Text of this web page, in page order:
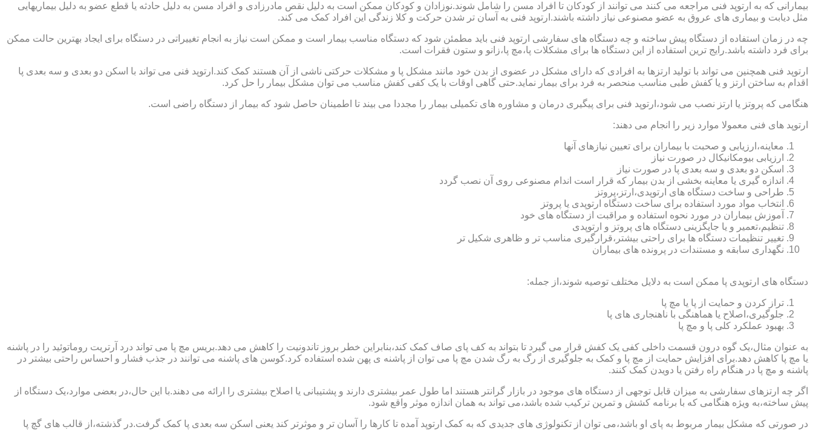
بیمارانی که به ارتوپد فنی مراجعه می کنند می توانند از کودکان تا افراد مسن را شامل شوند.نوزادان و کودکان ممکن است به دلیل نقص مادرزادی و افراد مسن به دلیل حادثه یا قطع عضو به دلیل بیماریهایی
مثل دیابت و بیماری های عروق به عضو مصنوعی نیاز داشته باشند.ارتوپد فنی به آسان تر شدن حرکت و کلا زندگی این افراد کمک می کند.
چه در زمان استفاده از دستگاه پیش ساخته و چه دستگاه های سفارشی ارتوپد فنی باید مطمئن شود که دستگاه مناسب بیمار است و ممکن است نیاز به انجام تغییراتی در دستگاه برای ایجاد بهترین حالت ممکن
برای فرد داشته باشد.رایج ترین استفاده از این دستگاه ها برای مشکلات پا،مچ پا،زانو و ستون فقرات است.
ارتوپد فنی همچنین می تواند با تولید ارتزها به افرادی که دارای مشکل در عضوی از بدن خود مانند مشکل پا و مشکلات حرکتی ناشی از آن هستند کمک کند.ارتوپد فنی می تواند با اسکن دو بعدی و سه بعدی پا
اقدام به ساختن ارتز و یا کفش طبی مناسب منحصر به فرد برای بیمار نماید.حتی گاهی اوقات با یک کفی کفش مناسب می توان مشکل بیمار را حل کرد.
هنگامی که پروتز یا ارتز نصب می شود،ارتوپد فنی برای پیگیری درمان و مشاوره های تکمیلی بیمار را مجددا می بیند تا اطمینان حاصل شود که بیمار از دستگاه راضی است.
ارتوپد های فنی معمولا موارد زیر را انجام می دهند:
معاینه،ارزیابی و صحبت با بیماران برای تعیین نیازهای آنها
ارزیابی بیومکانیکال در صورت نیاز
اسکن دو بعدی و سه بعدی پا در صورت نیاز
اندازه گیری یا معاینه بخشی از بدن بیمار که قرار است اندام مصنوعی روی آن نصب گردد
طراحی و ساخت دستگاه های ارتوپدی،ارتز،پروتز
انتخاب مواد مورد استفاده برای ساخت دستگاه ارتوپدی یا پروتز
آموزش بیماران در مورد نحوه استفاده و مراقبت از دستگاه های خود
تنظیم،تعمیر و یا جایگزینی دستگاه های پروتز و ارتوپدی
تغییر تنظیمات دستگاه ها برای راحتی بیشتر،قرارگیری مناسب تر و ظاهری شکیل تر
نگهداری سابقه و مستندات در پرونده های بیماران
دستگاه های ارتوپدی پا ممکن است به دلایل مختلف توصیه شوند،از جمله:
تراز کردن و حمایت از پا یا مچ پا
جلوگیری،اصلاح یا هماهنگی با ناهنجاری های پا
بهبود عملکرد کلی پا و مچ پا
به عنوان مثال،یک گوه درون قسمت داخلی کفی یک کفش قرار می گیرد تا بتواند به کف پای صاف کمک کند،بنابراین خطر بروز تاندونیت را کاهش می دهد.بریس مچ پا می تواند درد آرتریت روماتوئید را در پاشنه
یا مچ پا کاهش دهد.برای افزایش حمایت از مچ پا و کمک به جلوگیری از رگ به رگ شدن مچ پا می توان از پاشنه ی پهن شده استفاده کرد.کوسن های پاشنه می توانند در جذب فشار و احساس راحتی بیشتر در
پاشنه و مچ پا در هنگام راه رفتن یا دویدن کمک کنند.
اگر چه ارتزهای سفارشی به میزان قابل توجهی از دستگاه های موجود در بازار گرانتر هستند اما طول عمر بیشتری دارند و پشتیبانی یا اصلاح بیشتری را ارائه می دهند.با این حال،در بعضی موارد،یک دستگاه از
پیش ساخته،به ویژه هنگامی که با برنامه کشش و تمرین ترکیب شده باشد،می تواند به همان اندازه موثر واقع شود.
در صورتی که مشکل بیمار مربوط به پای او باشد،می توان از تکنولوژی های جدیدی که به کمک ارتوپد آمده تا کارها را آسان تر و موثرتر کند یعنی اسکن سه بعدی پا کمک گرفت.در گذشته،از قالب های گچ پا